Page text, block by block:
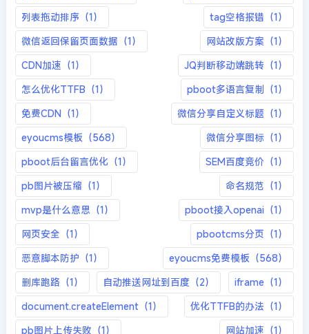
列表拖动排序（1）
tag空格报错（1）
微信返回保留页面数据（1）
网站改版方案（1）
CDN加速（1）
JQ判断移动端跳转（1）
怎么优化TTFB（1）
pboot多语言复制（1）
免费CDN（1）
微信分享自定义标题（1）
eyoucms模板（568）
微信分享图标（1）
pboot后台留言优化（1）
SEM百度竞价（1）
pb图片被压缩（1）
命名规范（1）
mvp是什么意思（1）
pboot接入openai（1）
网页安全（1）
pbootcms分页（1）
恶意脚本防护（1）
eyoucms免费模板（568）
删库跑路（1）
自动推送网址到百度（2）
iframe（1）
document.createElement（1）
优化TTFB的办法（1）
pb图片上传失败（1）
网站加速（1）